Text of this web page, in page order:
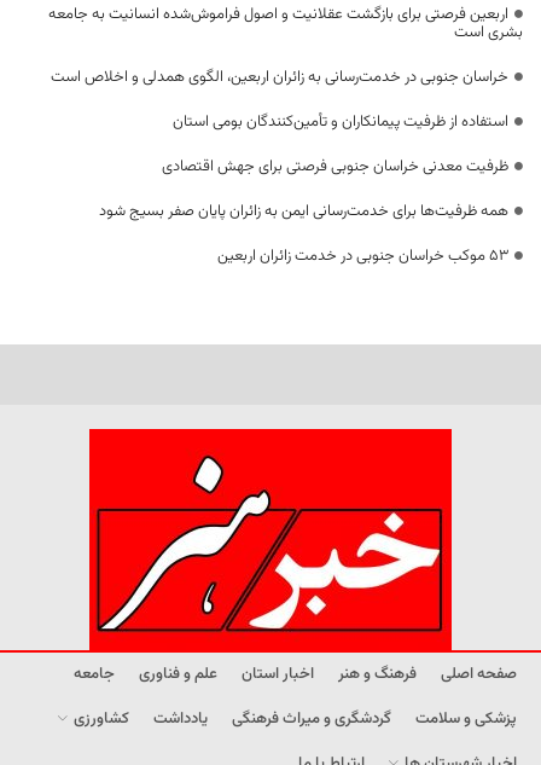
اربعین فرصتی برای بازگشت عقلانیت و اصول فراموش‌شده انسانیت به جامعه
بشری است
خراسان جنوبی در خدمت‌رسانی به زائران اربعین، الگوی همدلی و اخلاص است
استفاده از ظرفیت پیمانکاران و تأمین‌کنندگان بومی استان
ظرفیت معدنی خراسان جنوبی فرصتی برای جهش اقتصادی
همه ظرفیت‌ها برای خدمت‌رسانی ایمن به زائران پایان صفر بسیج شود
53 موکب خراسان جنوبی در خدمت زائران اربعین
صفحه اصلی فرهنگ و هنر اخبار استان علم و فناوری
جامعه
پزشکی و سلامت
گردشگری و میراث فرهنگی یادداشت
کشاورزی